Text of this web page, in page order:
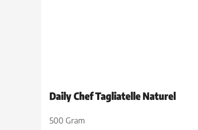
Daily Chef Tagliatelle Naturel
500 Gram